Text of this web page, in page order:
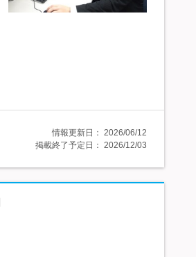
情報更新日： 2026/06/12
掲載終了予定日： 2026/12/03